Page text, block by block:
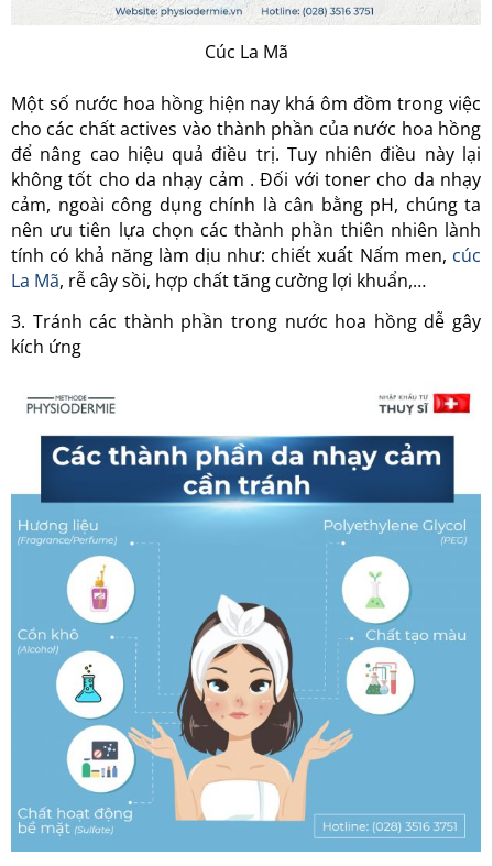
Cúc La Mã
Một số nước hoa hồng hiện nay khá ôm đồm trong việc
cho các chất actives vào thành phần của nước hoa hồng
để nâng cao hiệu quả điều trị. Tuy nhiên điều này lại
không tốt cho da nhạy cảm . Đối với toner cho da nhạy
cảm, ngoài công dụng chính là cân bằng pH, chúng ta
nên ưu tiên lựa chọn các thành phần thiên nhiên lành
tính có khả năng làm dịu như: chiết xuất Nấm men, cúc
La Mã, rễ cây sồi, hợp chất tăng cường lợi khuẩn,…
3. Tránh các thành phần trong nước hoa hồng dễ gây
kích ứng